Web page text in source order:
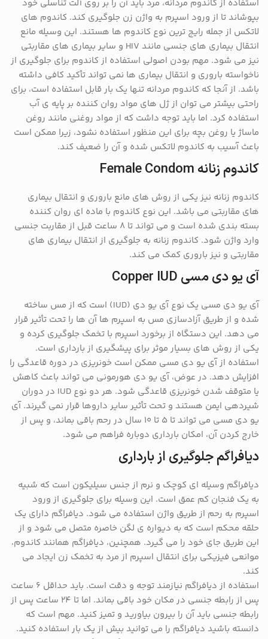
استفاده از کاندوم مردانه، مرد باید آن را بر روی آلت تناسلی خود
بپوشاند تا از ورود اسپرم به واژن زن جلوگیری کند. کاندوم های
لاتکس از جمله رایج ترین نوع کاندوم ها هستند. این وسیله مانع
انتقال بیماری های جنسی مانند HIV و سایر بیماری های مقاربتی
نیز می شود. مهم بودن اصولی استفاده از کاندوم برای جلوگیری از
ناخواسته باروری و انتقال بیماری ها نمی تواند تأکید کافی داشته
باشد. از آنجا که کاندوم مردانه تنها یک بار قابل استفاده است، برای
راحتی بیشتر می توان از ژل های مواد روان کننده بر پایه ی آب
استفاده کرد. اما باید توجه داشت که از مواد روغنی مانند روغن
ماساژ یا روغن بچه برای این منظور استفاده نشود، زیرا ممکن است
باعث آسیب به کاندوم لاتکس شده و آن را ضعیف کند.
کاندوم زنانه Female Condom
کاندوم زنانه نیز یکی از روش های مانع باروری و انتقال بیماری
های مقاربتی می باشد. این نوع کاندوم با ماده ای روان کننده
بسته بندی شده است و می تواند تا ۸ ساعت قبل از مقاربت جنسی
وارد واژن شود. کاندوم زنانه به جلوگیری از انتقال بیماری های
مقاربتی و نیز باروری کمک می کند.
آی یو دی مسی Copper IUD
آی یو دی مسی یک نوع آی یو دی (IUD) است که از مس ساخته
شده و از طریق آزادسازی مس به اسپرم ها آن ها را تحت تأثیر قرار
می دهد. این دستگاه از برخورد اسپرم با تخمک جلوگیری کرده و
یکی از روش های بسیار موثر برای پیشگیری از بارداری است.
استفاده از آی یو دی مسی ممکن است خونریزی در دوره قاعدگی را
افزایش دهد. در عوض، آی یو دی هورمونی می تواند باعث کاهش
یا متوقف شدن خونریزی قاعدگی شود. هر دو نوع IUD در دوران
شیردهی ایمن هستند و تحت تأثیر سایر داروها قرار نمی گیرند. آی
یو دی مسی می تواند تا ۵ تا ۱۰ سال در رحم باقی بماند، و پس از
خارج کردن آن، امکان بارداری دوباره فراهم می شود.
دیافراگم جلوگیری از بارداری
دیافراگم وسیله ای کوچک و نرم از جنس سیلیکون است که شبیه
به یک فنجان کم عمق است. این وسیله برای جلوگیری از ورود
اسپرم به رحم از طریق واژن استفاده می شود. دیافراگم دارای یک
حلقه محکم است که به دیواره ی لگن خاصره متصل می شود و از
این طریق جای خود را می گیرد. همچنین، دیافراگم همانند کاندوم،
موانعی فیزیکی برای انتقال اسپرم از مرد به تخمک زن ایجاد می
کند.
استفاده از دیافراگم نیازمند توجه و دقت است. باید حداقل ۶ ساعت
پس از رابطه جنسی در مکان خود باقی بماند. اما تا ۲۴ ساعت پس از
رابطه جنسی باید آن را بیرون بیاورید و تمیز کنید. مهم است که
دانسته باشید دیافراگم را می توانید بیش از یک بار استفاده کنید.